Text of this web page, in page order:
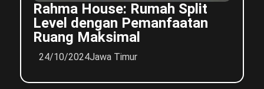
Rahma House: Rumah Split
Level dengan Pemanfaatan
Ruang Maksimal
24/10/2024Jawa Timur